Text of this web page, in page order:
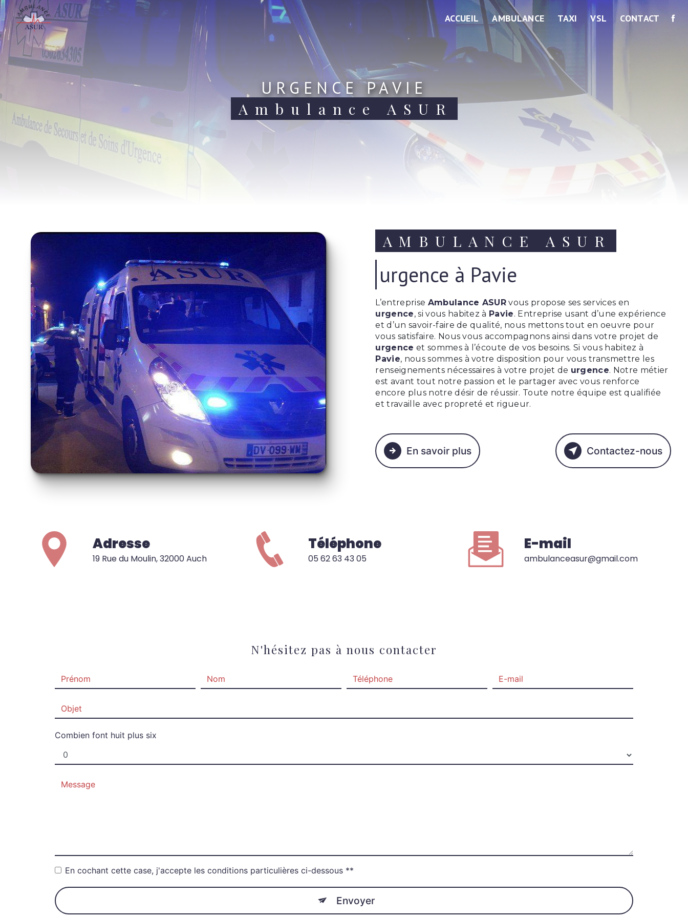
ACCUEIL AMBULANCE TAXI VSL CONTACT
URGENCE PAVIE
Ambulance ASUR
AMBULANCE ASUR
urgence à Pavie
L’entreprise Ambulance ASUR vous propose ses services en
urgence, si vous habitez à Pavie. Entreprise usant d’une expérience
et d’un savoir-faire de qualité, nous mettons tout en oeuvre pour
vous satisfaire. Nous vous accompagnons ainsi dans votre projet de
urgence et sommes à l’écoute de vos besoins. Si vous habitez à
Pavie, nous sommes à votre disposition pour vous transmettre les
renseignements nécessaires à votre projet de urgence. Notre métier
est avant tout notre passion et le partager avec vous renforce
encore plus notre désir de réussir. Toute notre équipe est qualifiée
et travaille avec propreté et rigueur.
En savoir plus Contactez-nous
Adresse
19 Rue du Moulin, 32000 Auch
Téléphone
05 62 63 43 05
E-mail
ambulanceasur@gmail.com
N'hésitez pas à nous contacter
Combien font huit plus six
En cochant cette case, j'accepte les conditions particulières ci-dessous **
Envoyer
Panneau de gestion des cookies